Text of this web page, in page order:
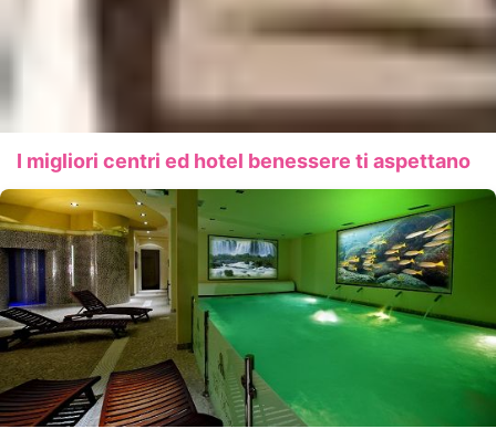
I migliori centri ed hotel benessere ti aspettano